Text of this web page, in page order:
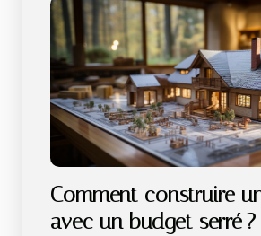
Comment construire
avec un budget serré ?